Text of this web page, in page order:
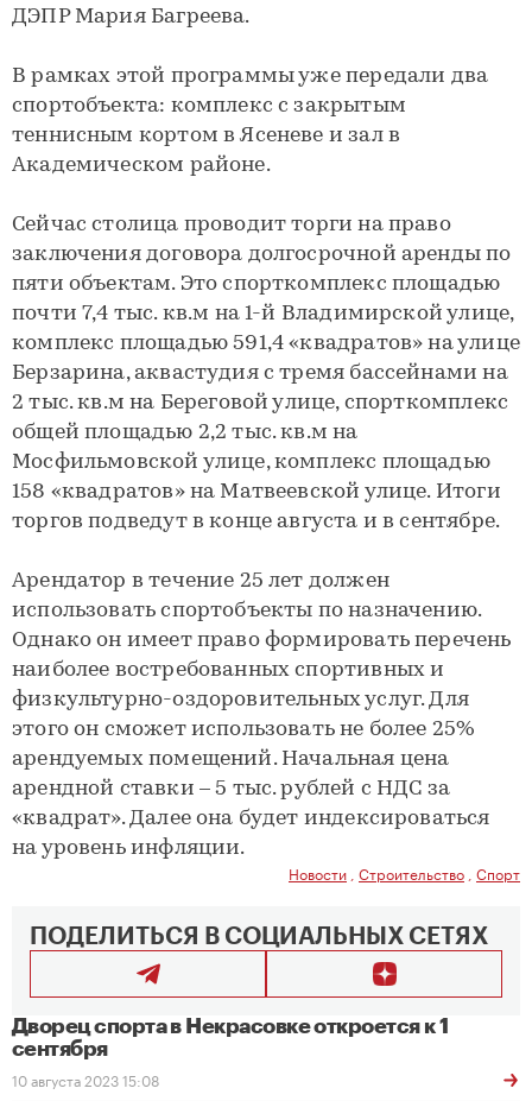
ДЭПР Мария Багреева.
В рамках этой программы уже передали два
спортобъекта: комплекс с закрытым
теннисным кортом в Ясеневе и зал в
Академическом районе.
Сейчас столица проводит торги на право
заключения договора долгосрочной аренды по
пяти объектам. Это спорткомплекс площадью
почти 7,4 тыс. кв.м на 1-й Владимирской улице,
комплекс площадью 591,4 «квадратов» на улице
Берзарина, аквастудия с тремя бассейнами на
2 тыс. кв.м на Береговой улице, спорткомплекс
общей площадью 2,2 тыс. кв.м на
Мосфильмовской улице, комплекс площадью
158 «квадратов» на Матвеевской улице. Итоги
торгов подведут в конце августа и в сентябре.
Арендатор в течение 25 лет должен
использовать спортобъекты по назначению.
Однако он имеет право формировать перечень
наиболее востребованных спортивных и
физкультурно-оздоровительных услуг. Для
этого он сможет использовать не более 25%
арендуемых помещений. Начальная цена
арендной ставки – 5 тыс. рублей с НДС за
«квадрат». Далее она будет индексироваться
на уровень инфляции.
Новости Строительство Спорт
ПОДЕЛИТЬСЯ В СОЦИАЛЬНЫХ СЕТЯХ
Дворец спорта в Некрасовке откроется к 1
сентября
10 августа 2023 15:08